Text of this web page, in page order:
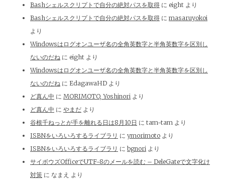
Bashシェルスクリプトで自分の絶対パスを取得 に eight より
Bashシェルスクリプトで自分の絶対パスを取得 に masaruyokoi
より
Windowsはログオンユーザ名の全角英数字と半角英数字を区別し
ないのだね に eight より
Windowsはログオンユーザ名の全角英数字と半角英数字を区別し
ないのだね に EdagawaHD より
ど真ん中 に MORIMOTO, Yoshinori より
ど真ん中 に やまだ より
谷根千ねっとが手を離れる日は8月10日 に tam-tam より
ISBNをいろいろするライブラリ に ymorimoto より
ISBNをいろいろするライブラリ に bgnori より
サイボウズOfficeでUTF-8のメールを読む – DeleGateで文字化け
対策 に なまえ より